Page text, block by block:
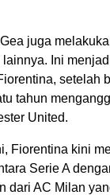
juga
Ini
setelah
tahun
United.
Fiorentina kini
Serie A
dari AC Milan